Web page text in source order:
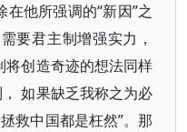
他所强调的“新因”之
要君主制增强实力，
创造奇迹的想法同样
如果缺乏我称之为必
救中国都是枉然”。那